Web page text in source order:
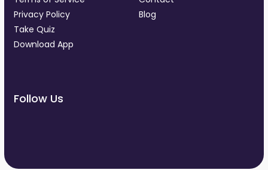
Privacy Policy
Take Quiz
Download App
Blog
Follow Us